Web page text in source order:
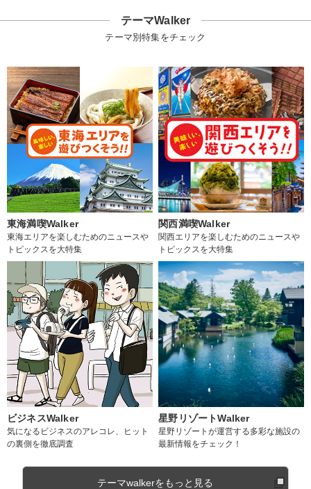
テーマWalker
テーマ別特集をチェック
東海満喫Walker
東海エリアを楽しむためのニュースや
トピックスを大特集
関西満喫Walker
関西エリアを楽しむためのニュースや
トピックスを大特集
ビジネスWalker
気になるビジネスのアレコレ、ヒット
の裏側を徹底調査
星野リゾートWalker
星野リゾートが運営する多彩な施設の
最新情報をチェック！
テーマwalkerをもっと見る